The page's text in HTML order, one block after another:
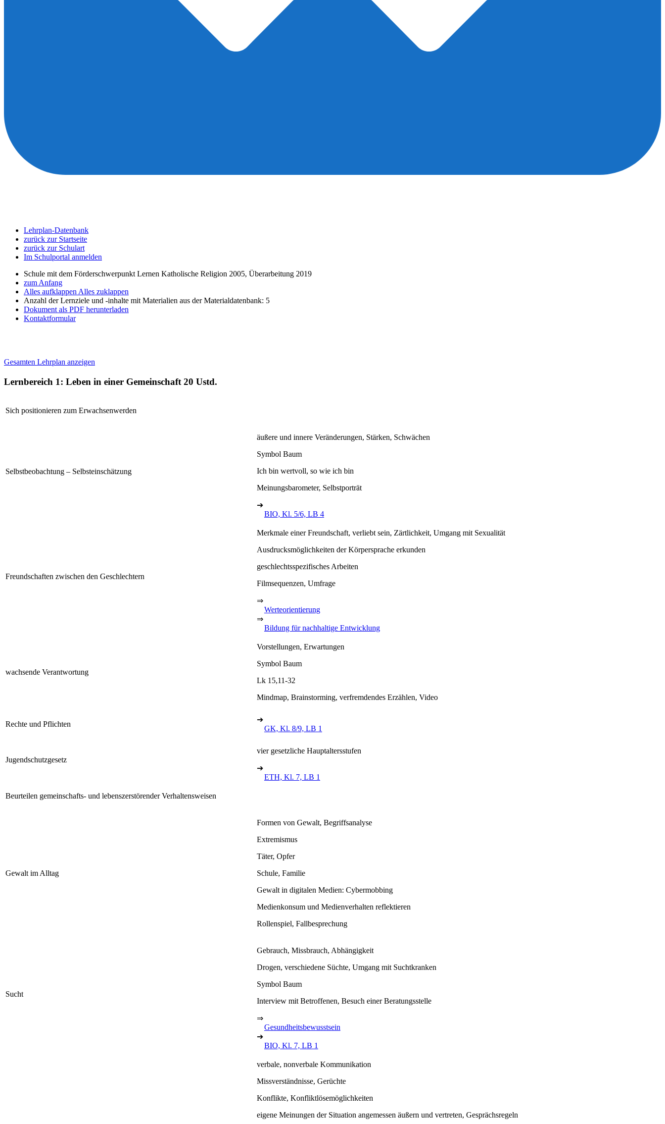
Lehrplan-Datenbank
zurück zur Startseite
zurück zur Schulart
Im Schulportal anmelden
Schule mit dem Förderschwerpunkt Lernen Katholische Religion 2005, Überarbeitung 2019
zum Anfang
Alles aufklappen Alles zuklappen
Anzahl der Lernziele und -inhalte mit Materialien aus der Materialdatenbank: 5
Dokument als PDF herunterladen
Kontaktformular
Gesamten Lehrplan anzeigen
Lernbereich 1: Leben in einer Gemeinschaft 20 Ustd.
Sich positionieren zum Erwachsenwerden
Selbstbeobachtung – Selbsteinschätzung
äußere und innere Veränderungen, Stärken, Schwächen
Symbol Baum
Ich bin wertvoll, so wie ich bin
Meinungsbarometer, Selbstporträt
➔
BIO, Kl. 5/6, LB 4
Freundschaften zwischen den Geschlechtern
Merkmale einer Freundschaft, verliebt sein, Zärtlichkeit, Umgang mit Sexualität
Ausdrucksmöglichkeiten der Körpersprache erkunden
geschlechtsspezifisches Arbeiten
Filmsequenzen, Umfrage
⇒
Werteorientierung
⇒
Bildung für nachhaltige Entwicklung
wachsende Verantwortung
Vorstellungen, Erwartungen
Symbol Baum
Lk 15,11-32
Mindmap, Brainstorming, verfremdendes Erzählen, Video
Rechte und Pflichten
➔
GK, Kl. 8/9, LB 1
Jugendschutzgesetz
vier gesetzliche Hauptaltersstufen
➔
ETH, Kl. 7, LB 1
Beurteilen gemeinschafts- und lebenszerstörender Verhaltensweisen
Gewalt im Alltag
Formen von Gewalt, Begriffsanalyse
Extremismus
Täter, Opfer
Schule, Familie
Gewalt in digitalen Medien: Cybermobbing
Medienkonsum und Medienverhalten reflektieren
Rollenspiel, Fallbesprechung
Sucht
Gebrauch, Missbrauch, Abhängigkeit
Drogen, verschiedene Süchte, Umgang mit Suchtkranken
Symbol Baum
Interview mit Betroffenen, Besuch einer Beratungsstelle
⇒
Gesundheitsbewusstsein
➔
BIO, Kl. 7, LB 1
verbale, nonverbale Kommunikation
Missverständnisse, Gerüchte
Konflikte, Konfliktlösemöglichkeiten
eigene Meinungen der Situation angemessen äußern und vertreten, Gesprächsregeln